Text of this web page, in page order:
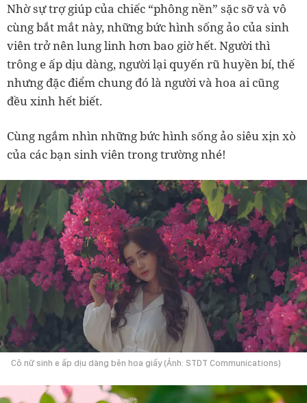
Nhờ sự trợ giúp của chiếc “phông nền” sặc sỡ và vô
cùng bắt mắt này, những bức hình sống ảo của sinh
viên trở nên lung linh hơn bao giờ hết. Người thì
trông e ấp dịu dàng, người lại quyến rũ huyền bí, thế
nhưng đặc điểm chung đó là người và hoa ai cũng
đều xinh hết biết.
Cùng ngắm nhìn những bức hình sống ảo siêu xịn xò
của các bạn sinh viên trong trường nhé!
Cô nữ sinh e ấp dịu dàng bên hoa giấy (Ảnh: STDT Communications)